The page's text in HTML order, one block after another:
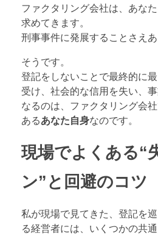
ファクタリング会社は、あな
求めてきます。
刑事事件に発展することさえあ
そうです。
登記をしないことで最終的に
受け、社会的な信用を失い、
なるのは、ファクタリング会
あるあなた自身なのです。
現場でよくある“
ン”と回避のコツ
私が現場で見てきた、登記を
る経営者には、いくつかの共通